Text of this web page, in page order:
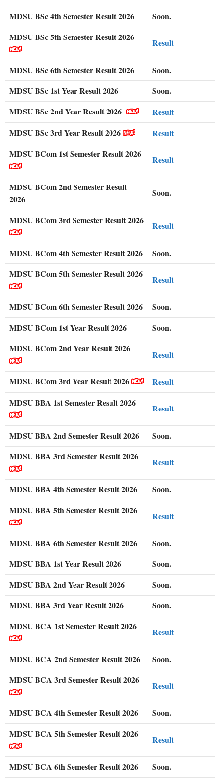
MDSU BSc 4th Semester Result 2026
Soon.
MDSU BSc 5th Semester Result 2026
Result
MDSU BSc 6th Semester Result 2026
Soon.
MDSU BSc 1st Year Result 2026
Soon.
MDSU BSc 2nd Year Result 2026
Result
MDSU BSc 3rd Year Result 2026
Result
MDSU BCom 1st Semester Result 2026
Result
MDSU BCom 2nd Semester Result
2026
Soon.
MDSU BCom 3rd Semester Result 2026
Result
MDSU BCom 4th Semester Result 2026
Soon.
MDSU BCom 5th Semester Result 2026
Result
MDSU BCom 6th Semester Result 2026
Soon.
MDSU BCom 1st Year Result 2026
Soon.
MDSU BCom 2nd Year Result 2026
Result
MDSU BCom 3rd Year Result 2026
Result
MDSU BBA 1st Semester Result 2026
Result
MDSU BBA 2nd Semester Result 2026
Soon.
MDSU BBA 3rd Semester Result 2026
Result
MDSU BBA 4th Semester Result 2026
Soon.
MDSU BBA 5th Semester Result 2026
Result
MDSU BBA 6th Semester Result 2026
Soon.
MDSU BBA 1st Year Result 2026
Soon.
MDSU BBA 2nd Year Result 2026
Soon.
MDSU BBA 3rd Year Result 2026
Soon.
MDSU BCA 1st Semester Result 2026
Result
MDSU BCA 2nd Semester Result 2026
Soon.
MDSU BCA 3rd Semester Result 2026
Result
MDSU BCA 4th Semester Result 2026
Soon.
MDSU BCA 5th Semester Result 2026
Result
MDSU BCA 6th Semester Result 2026
Soon.